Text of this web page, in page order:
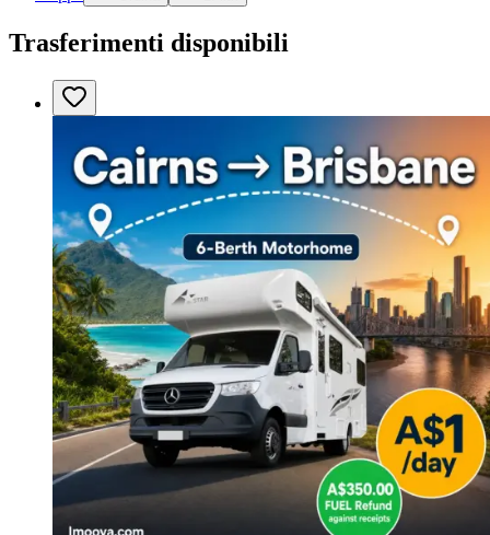
Trasferimenti disponibili